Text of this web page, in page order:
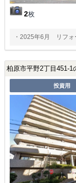
2枚
・2025年6月 リフォ
柏原市平野2丁目451-1
投資用